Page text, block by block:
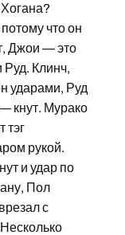
что он
Джои — это
Клинч,
ударами, Руд
кнут. Мурако
тэг
рукой.
и удар по
Пол
с